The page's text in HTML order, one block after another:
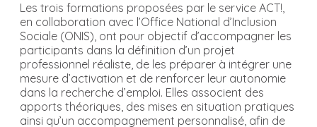
Les trois formations proposées par le service ACT!,
en collaboration avec l’Office National d’Inclusion
Sociale (ONIS), ont pour objectif d’accompagner les
participants dans la définition d’un projet
professionnel réaliste, de les préparer à intégrer une
mesure d’activation et de renforcer leur autonomie
dans la recherche d’emploi. Elles associent des
apports théoriques, des mises en situation pratiques
ainsi qu’un accompagnement personnalisé, afin de